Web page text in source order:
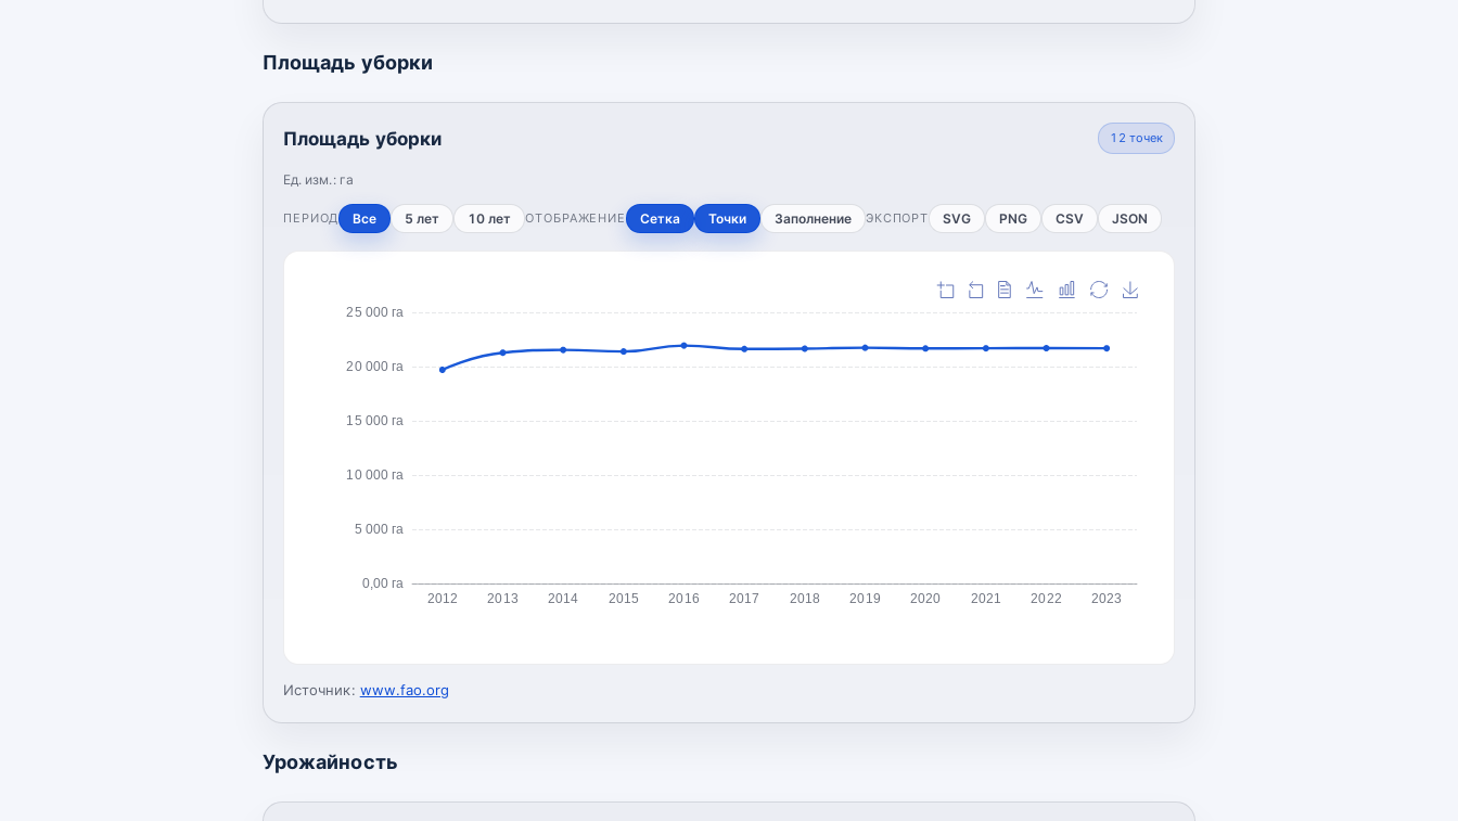
Площадь уборки
Площадь уборки
Ед. изм.: га
12 точек
ПЕРИОД Все 5 лет 10 лет ОТОБРАЖЕНИЕ Сетка Точки Заполнение ЭКСПОРТ SVG PNG CSV JSON
0,00 га
5 000 га
10 000 га
15 000 га
20 000 га
25 000 га
2012 2013 2014 2015 2016 2017 2018 2019 2020 2021 2022 2023
Источник: www.fao.org
Урожайность